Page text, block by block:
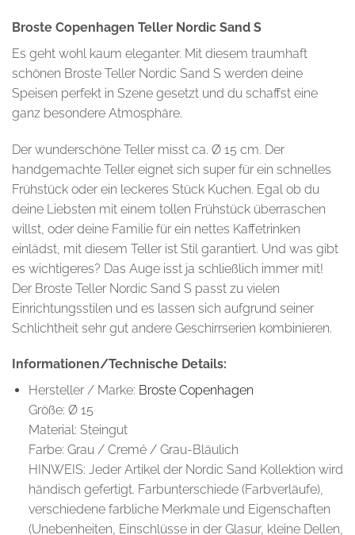
Broste Copenhagen Teller Nordic Sand S
Es geht wohl kaum eleganter. Mit diesem traumhaft
schönen Broste Teller Nordic Sand S werden deine
Speisen perfekt in Szene gesetzt und du schaffst eine
ganz besondere Atmosphäre.
Der wunderschöne Teller misst ca. Ø 15 cm. Der
handgemachte Teller eignet sich super für ein schnelles
Frühstück oder ein leckeres Stück Kuchen. Egal ob du
deine Liebsten mit einem tollen Frühstück überraschen
willst, oder deine Familie für ein nettes Kaffetrinken
einlädst, mit diesem Teller ist Stil garantiert. Und was gibt
es wichtigeres? Das Auge isst ja schließlich immer mit!
Der Broste Teller Nordic Sand S passt zu vielen
Einrichtungsstilen und es lassen sich aufgrund seiner
Schlichtheit sehr gut andere Geschirrserien kombinieren.
Informationen/Technische Details:
Hersteller / Marke: Broste Copenhagen
Größe: Ø 15
Material: Steingut
Farbe: Grau / Cremé / Grau-Bläulich
HINWEIS: Jeder Artikel der Nordic Sand Kollektion wird
händisch gefertigt. Farbunterschiede (Farbverläufe),
verschiedene farbliche Merkmale und Eigenschaften
(Unebenheiten, Einschlüsse in der Glasur, kleine Dellen,